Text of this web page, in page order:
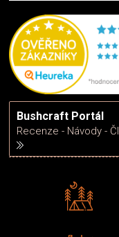
Bushcraft Portál
Recenze - Návody -